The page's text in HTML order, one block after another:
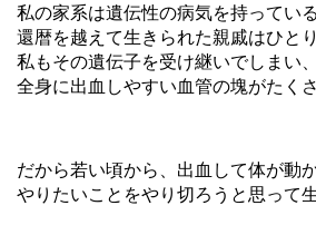
私の家系は遺伝性の病気を持ってい
還暦を越えて生きられた親戚はひと
私もその遺伝子を受け継いでしまい、
全身に出血しやすい血管の塊がたく
だから若い頃から、出血して体が動
やりたいことをやり切ろうと思って